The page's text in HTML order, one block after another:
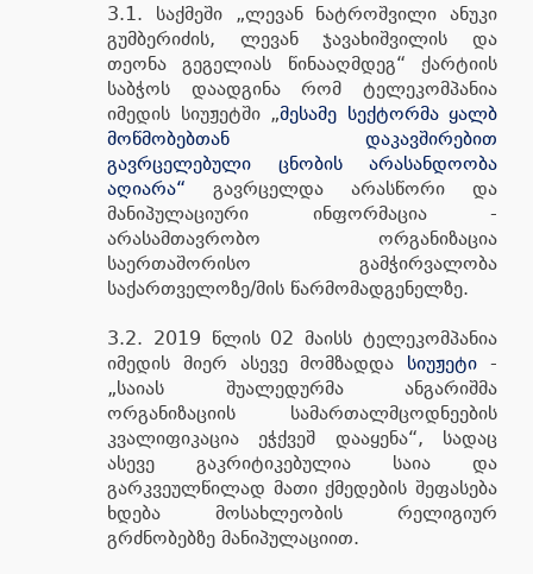
3.1. საქმეში „ლევან ნატროშვილი ანუკი
გუმბერიძის, ლევან ჯავახიშვილის და
თეონა გეგელიას წინააღმდეგ“ ქარტიის
საბჭოს დაადგინა რომ ტელეკომპანია
იმედის სიუჟეტში „მესამე სექტორმა ყალბ
მოწმობებთან დაკავშირებით
გავრცელებული ცნობის არასანდოობა
აღიარა“ გავრცელდა არასწორი და
მანიპულაციური ინფორმაცია -
არასამთავრობო ორგანიზაცია
საერთაშორისო გამჭირვალობა
საქართველოზე/მის წარმომადგენელზე.
3.2. 2019 წლის 02 მაისს ტელეკომპანია
იმედის მიერ ასევე მომზადდა სიუჟეტი -
„საიას შუალედურმა ანგარიშმა
ორგანიზაციის სამართალმცოდნეების
კვალიფიკაცია ეჭქვეშ დააყენა“, სადაც
ასევე გაკრიტიკებულია საია და
გარკვეულწილად მათი ქმედების შეფასება
ხდება მოსახლეობის რელიგიურ
გრძნობებზე მანიპულაციით.